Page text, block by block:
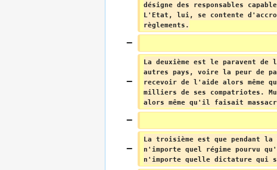
désigne des responsables
L'Etat, lui, se contente
règlements.
La deuxième est le paravent
autres pays, voire la peur de
recevoir de l'aide alors même
milliers de ses compatriotes.
alors même qu'il faisait
La troisième est que pendant
n'importe quel régime pourvu
n'importe quelle dictature qui